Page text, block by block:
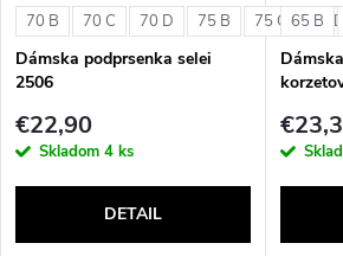
70 B 70 C 70 D 75 B 75 C 75 D
Dámska podprsenka selei
2506
€22,90
Skladom 4 ks
DETAIL
65 B